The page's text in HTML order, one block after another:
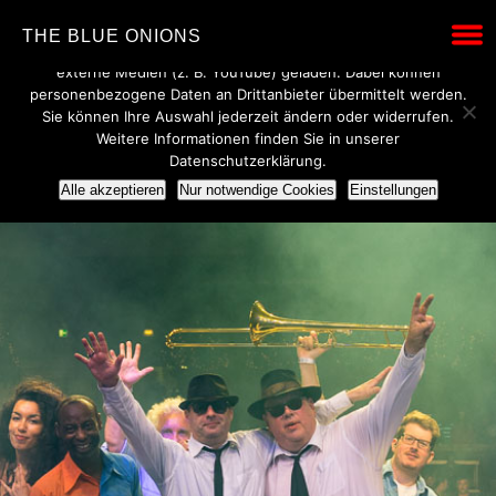
THE BLUE ONIONS
Wir verwenden technisch notwendige Cookies, um den Betrieb
dieser Website sicherzustellen. Mit Ihrer Einwilligung werden
externe Medien (z. B. YouTube) geladen. Dabei können
personenbezogene Daten an Drittanbieter übermittelt werden.
Sie können Ihre Auswahl jederzeit ändern oder widerrufen.
Weitere Informationen finden Sie in unserer
Datenschutzerklärung.
Alle akzeptieren Nur notwendige Cookies Einstellungen